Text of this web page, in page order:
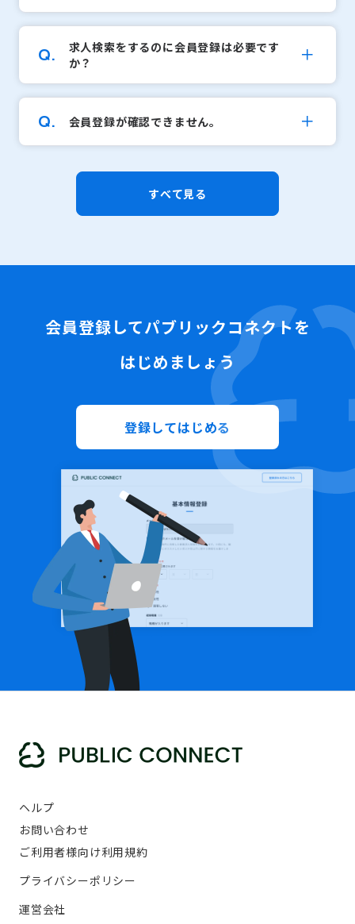
Q.
求人検索をするのに会員登録は必要です
か？
Q. 会員登録が確認できません。
すべて見る
会員登録してパブリックコネクトを
はじめましょう
登録してはじめる
ヘルプ
お問い合わせ
ご利用者様向け利用規約
プライバシーポリシー
運営会社